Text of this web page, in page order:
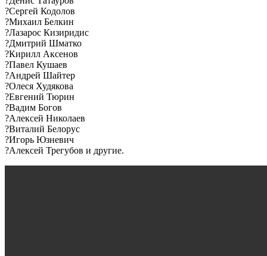
?Сергей Кодолов
?Михаил Белкин
?Лазарос Кизиридис
?Дмитрий Шматко
?Кирилл Аксенов
?Павел Кушаев
?Андрей Шайтер
?Олеся Худякова
?Евгений Тюрин
?Вадим Богов
?Алексей Николаев
?Виталий Белорус
?Игорь Юзневич
?Алексей Трегубов и другие.